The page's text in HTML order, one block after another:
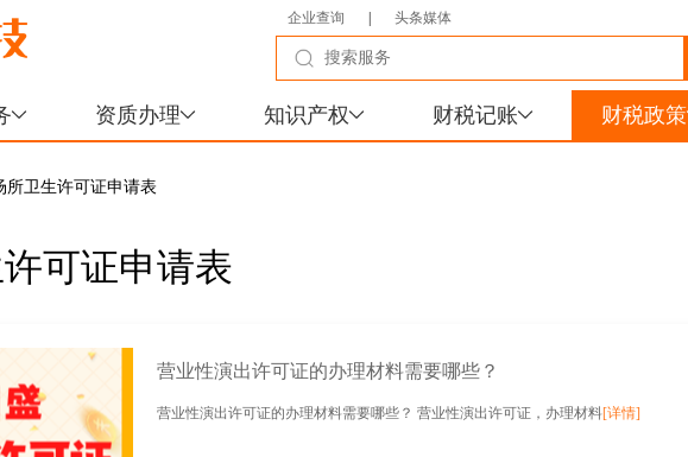
企业查询 头条媒体
资质办理 知识产权 财税记账 财税政策
所卫生许可证申请表
可证申请表
营业性演出许可证的办理材料需要哪些？
营业性演出许可证的办理材料需要哪些？ 营业性演出许可证，办理材料[详情]